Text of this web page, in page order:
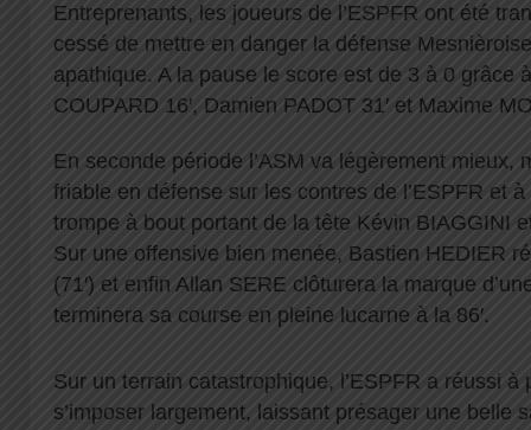
Entreprenants, les joueurs de l’ESPFR ont été
cessé de mettre en danger la défense
apathique. A la pause le score est de 3 à 0 grâce
COUPARD 16′, Damien PADOT 31′ et Maxime
En seconde période l’ASM va légèrement mieux,
friable en défense sur les contres de l’ESPFR et à
trompe à bout portant de la tête Kévin BIAGGINI
Sur une offensive bien menée, Bastien HEDIER
(71′) et enfin Allan SERE clôturera la marque
terminera sa course en pleine lucarne à la 86′.
Sur un terrain catastrophique, l’ESPFR a réussi à
s’imposer largement, laissant présager une belle